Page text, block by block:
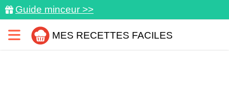
Guide minceur >>
MES RECETTES FACILES